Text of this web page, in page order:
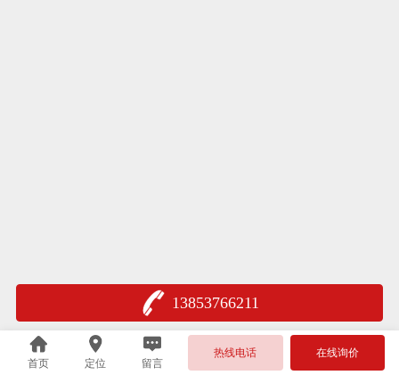
13853766211
首页 定位 留言
热线电话 在线询价